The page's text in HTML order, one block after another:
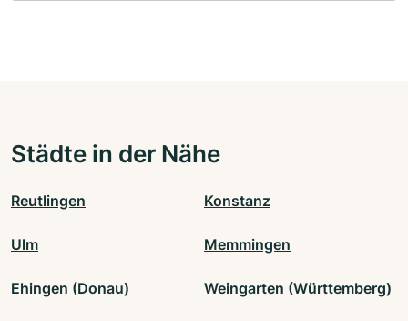
Städte in der Nähe
Reutlingen Konstanz
Ulm Memmingen
Ehingen (Donau) Weingarten (Württemberg)